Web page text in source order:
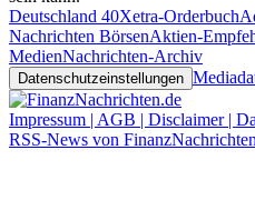
Deutschland 40Xetra-Orderbuch
Nachrichten BörsenAktien-
MedienNachrichten-Archiv
Datenschutzeinstellungen
Impressum | AGB | Disclaimer |
RSS-News von